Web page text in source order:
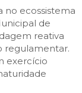
no ecossistema
de
reativa
regulamentar.
exercício